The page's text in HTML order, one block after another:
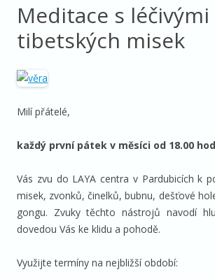
Meditace s
tibetských misek
Milí přátelé,
každý první pátek v měsíci od 18.00
Vás zvu do LAYA centra v Pardubicích k
misek, zvonků, činelků, bubnu, dešťové
gongu. Zvuky těchto nástrojů navodí
dovedou Vás ke klidu a pohodě.
Využijte termíny na nejbližší období: